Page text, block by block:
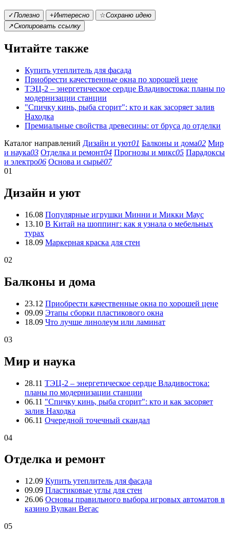
✓Полезно +Интересно ☆Сохраню идею
↗Скопировать ссылку
Читайте также
Купить утеплитель для фасада
Приобрести качественные окна по хорошей цене
ТЭЦ-2 – энергетическое сердце Владивостока: планы по
модернизации станции
"Спичку кинь, рыба сгорит": кто и как засоряет залив
Находка
Премиальные свойства древесины: от бруса до отделки
Каталог направлений Дизайн и уют01 Балконы и дома02 Мир
и наука03 Отделка и ремонт04 Прогнозы и микс05 Парадоксы
и электро06 Основа и сырьё07
01
Дизайн и уют
16.08 Популярные игрушки Минни и Микки Маус
13.10 В Китай на шоппинг: как я узнала о мебельных
турах
18.09 Маркерная краска для стен
02
Балконы и дома
23.12 Приобрести качественные окна по хорошей цене
09.09 Этапы сборки пластикового окна
18.09 Что лучше линолеум или ламинат
03
Мир и наука
28.11 ТЭЦ-2 – энергетическое сердце Владивостока:
планы по модернизации станции
06.11 "Спичку кинь, рыба сгорит": кто и как засоряет
залив Находка
06.11 Очередной точечный скандал
04
Отделка и ремонт
12.09 Купить утеплитель для фасада
09.09 Пластиковые углы для стен
26.06 Основы правильного выбора игровых автоматов в
казино Вулкан Вегас
05